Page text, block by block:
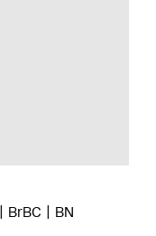
BrBC BN